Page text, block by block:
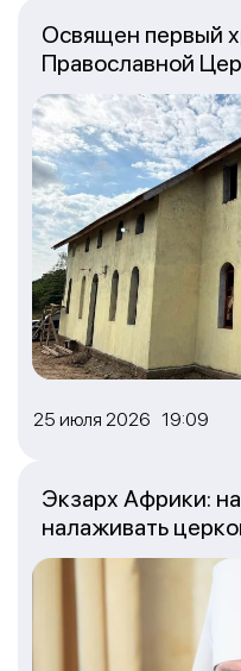
25 июля 2026 19:09
Освящен первый
Православной
Экзарх Африки:
налаживать